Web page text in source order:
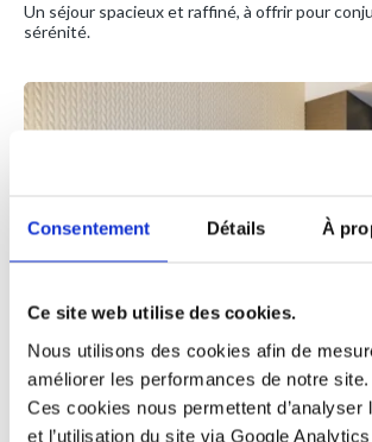
Consentement Détails À
Ce site web utilise des cookies.
Nous utilisons des cookies afin de
améliorer les performances de notre site.
Ces cookies nous permettent d’analyser
et l’utilisation du site via Google
Un séjour spacieux et raffiné, à offrir pour
sérénité.
2 personnes maximum
Séjours